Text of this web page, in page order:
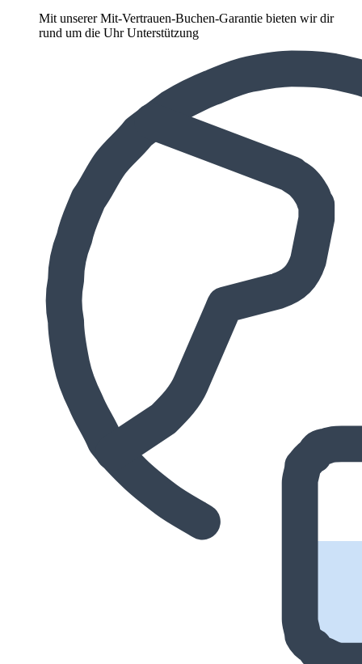
Mit unserer Mit-Vertrauen-Buchen-Garantie bieten wir dir
rund um die Uhr Unterstützung